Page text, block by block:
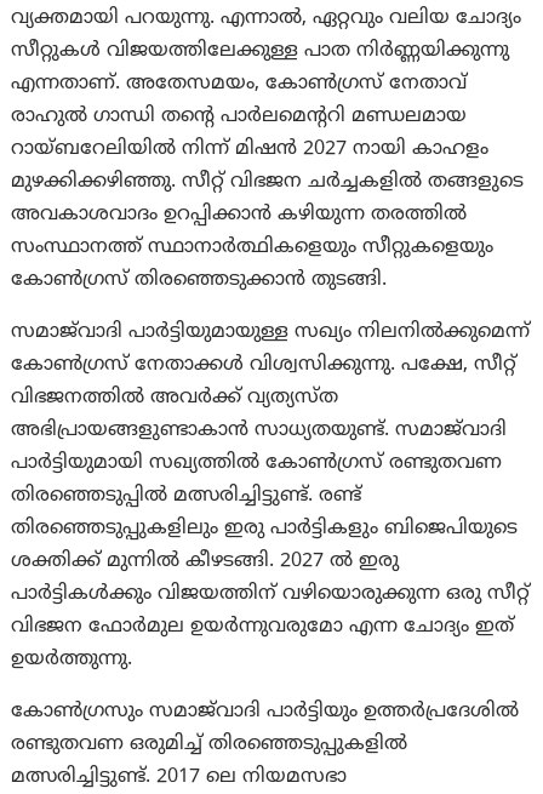
വ്യക്തമായി പറയുന്നു. എന്നാൽ, ഏറ്റവും വലിയ ചോദ്യം
സീറ്റുകൾ വിജയത്തിലേക്കുള്ള പാത നിർണ്ണയിക്കുന്നു
എന്നതാണ്. അതേസമയം, കോൺഗ്രസ് നേതാവ്
രാഹുൽ ഗാന്ധി തന്റെ പാർലമെന്ററി മണ്ഡലമായ
റായ്ബറേലിയിൽ നിന്ന് മിഷൻ 2027 നായി കാഹളം
മുഴക്കിക്കഴിഞ്ഞു. സീറ്റ് വിഭജന ചർച്ചകളിൽ തങ്ങളുടെ
അവകാശവാദം ഉറപ്പിക്കാൻ കഴിയുന്ന തരത്തിൽ
സംസ്ഥാനത്ത് സ്ഥാനാർത്ഥികളെയും സീറ്റുകളെയും
കോൺഗ്രസ് തിരഞ്ഞെടുക്കാൻ തുടങ്ങി.
സമാജ്‌വാദി പാർട്ടിയുമായുള്ള സഖ്യം നിലനിൽക്കുമെന്ന്
കോൺഗ്രസ് നേതാക്കൾ വിശ്വസിക്കുന്നു. പക്ഷേ, സീറ്റ്
വിഭജനത്തിൽ അവർക്ക് വ്യത്യസ്ത
അഭിപ്രായങ്ങളുണ്ടാകാൻ സാധ്യതയുണ്ട്. സമാജ്‌വാദി
പാർട്ടിയുമായി സഖ്യത്തിൽ കോൺഗ്രസ് രണ്ടുതവണ
തിരഞ്ഞെടുപ്പിൽ മത്സരിച്ചിട്ടുണ്ട്. രണ്ട്
തിരഞ്ഞെടുപ്പുകളിലും ഇരു പാർട്ടികളും ബിജെപിയുടെ
ശക്തിക്ക് മുന്നിൽ കീഴടങ്ങി. 2027 ൽ ഇരു
പാർട്ടികൾക്കും വിജയത്തിന് വഴിയൊരുക്കുന്ന ഒരു സീറ്റ്
വിഭജന ഫോർമുല ഉയർന്നുവരുമോ എന്ന ചോദ്യം ഇത്
ഉയർത്തുന്നു.
കോൺഗ്രസും സമാജ്‌വാദി പാർട്ടിയും ഉത്തർപ്രദേശിൽ
രണ്ടുതവണ ഒരുമിച്ച് തിരഞ്ഞെടുപ്പുകളിൽ
മത്സരിച്ചിട്ടുണ്ട്. 2017 ലെ നിയമസഭാ